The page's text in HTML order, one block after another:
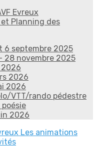
Evreux
Planning des
6 septembre 2025
28 novembre 2025
2026
2026
VTT/rando pédestre
2026
Les animations